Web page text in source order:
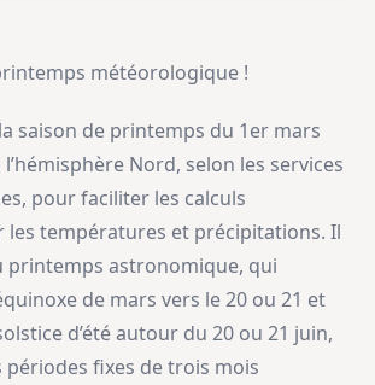
météorologique !
saison de printemps du 1er mars
Nord, selon les services
pour faciliter les calculs
les températures et précipitations. Il
printemps astronomique, qui
de mars vers le 20 ou 21 et
d’été autour du 20 ou 21 juin,
périodes fixes de trois mois